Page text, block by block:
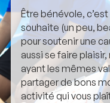
Être bénévole,
souhaite (un peu,
pour soutenir une
aussi se faire
ayant les mêmes
partager de bons
activité qui vous